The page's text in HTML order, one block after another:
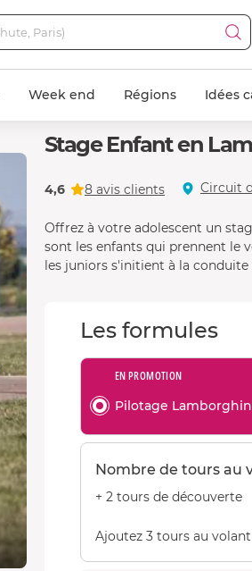
Week end Régions Idées
Stage Enfant en
4,6 8 avis clients Circuit
Offrez à votre adolescent un
sont les enfants qui prennent le
les juniors s'initient à la conduite
Les formules
EN PROMOTION
Pilotage
Nombre de tours au
+ 2 tours de découverte
Ajoutez 3 tours au